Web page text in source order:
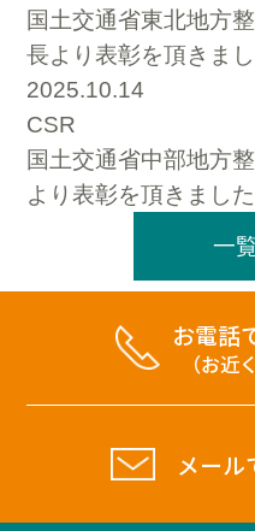
国土交通省東北地方
長より表彰を頂きまし
2025.10.14
CSR
国土交通省中部地方
より表彰を頂きました
一
お電話
（お近
メール